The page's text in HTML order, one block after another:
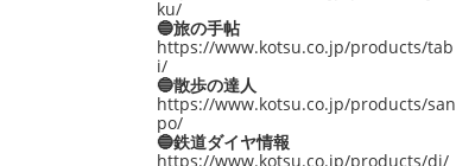
ku/
🔵旅の手帖
https://www.kotsu.co.jp/products/tab
i/
🔵散歩の達人
https://www.kotsu.co.jp/products/san
po/
🔵鉄道ダイヤ情報
https://www.kotsu.co.jp/products/dj/